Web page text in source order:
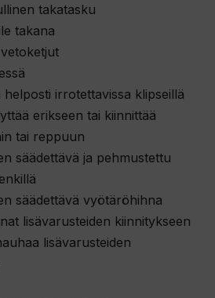
takatasku
takana
helposti irrotettavissa klipseillä
erikseen tai kiinnittää
tai reppuun
säädettävä ja pehmustettu
säädettävä vyötäröhihna
lisävarusteiden kiinnitykseen
lisävarusteiden